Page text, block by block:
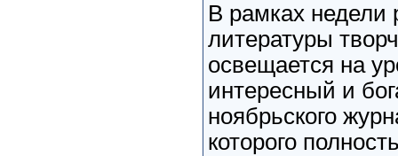
В рамках недели
литературы
освещается на
интересный и
ноябрьского
которого